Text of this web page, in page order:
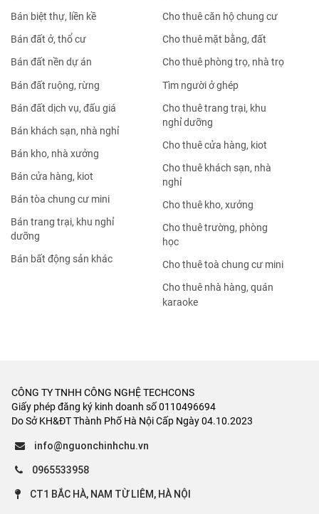
Bán biệt thự, liền kề
Bán đất ở, thổ cư
Bán đất nền dự án
Bán đất ruộng, rừng
Bán đất dịch vụ, đấu giá
Bán khách sạn, nhà nghỉ
Bán kho, nhà xưởng
Bán cửa hàng, kiot
Bán tòa chung cư mini
Bán trang trại, khu nghỉ
dưỡng
Bán bất động sản khác
Cho thuê căn hộ chung cư
Cho thuê mặt bằng, đất
Cho thuê phòng trọ, nhà trọ
Tìm người ở ghép
Cho thuê trang trại, khu
nghỉ dưỡng
Cho thuê cửa hàng, kiot
Cho thuê khách sạn, nhà
nghỉ
Cho thuê kho, xưởng
Cho thuê trường, phòng
học
Cho thuê toà chung cư mini
Cho thuê nhà hàng, quán
karaoke
CÔNG TY TNHH CÔNG NGHỆ TECHCONS
Giấy phép đăng ký kinh doanh số 0110496694
Do Sở KH&ĐT Thành Phố Hà Nội Cấp Ngày 04.10.2023
info@nguonchinhchu.vn
0965533958
CT1 BẮC HÀ, NAM TỪ LIÊM, HÀ NỘI